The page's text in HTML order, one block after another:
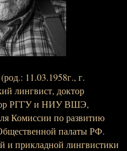
11.03.1958г., г.
лингвист, доктор
РГГУ и НИУ ВШЭ,
Комиссии по развитию
палаты РФ.
и прикладной лингвистики